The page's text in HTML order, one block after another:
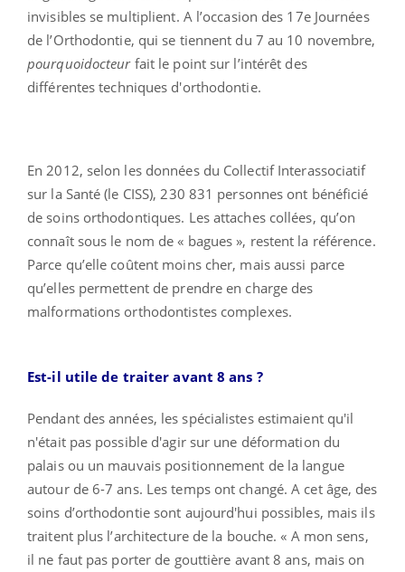
invisibles se multiplient. A l’occasion des 17e Journées
de l’Orthodontie, qui se tiennent du 7 au 10 novembre,
pourquoidocteur fait le point sur l’intérêt des
différentes techniques d'orthodontie.
En 2012, selon les données du Collectif Interassociatif
sur la Santé (le CISS), 230 831 personnes ont bénéficié
de soins orthodontiques. Les attaches collées, qu’on
connaît sous le nom de « bagues », restent la référence.
Parce qu’elle coûtent moins cher, mais aussi parce
qu’elles permettent de prendre en charge des
malformations orthodontistes complexes.
Est-il utile de traiter avant 8 ans ?
Pendant des années, les spécialistes estimaient qu'il
n'était pas possible d'agir sur une déformation du
palais ou un mauvais positionnement de la langue
autour de 6-7 ans. Les temps ont changé. A cet âge, des
soins d’orthodontie sont aujourd'hui possibles, mais ils
traitent plus l’architecture de la bouche. « A mon sens,
il ne faut pas porter de gouttière avant 8 ans, mais on